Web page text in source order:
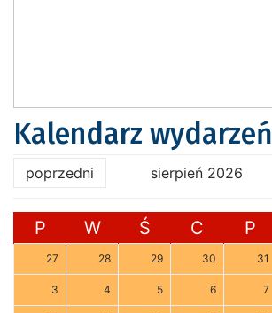
Kalendarz wydarzeń
poprzedni sierpień 2026
P W Ś C P
27 28 29 30 31
3 4 5 6 7